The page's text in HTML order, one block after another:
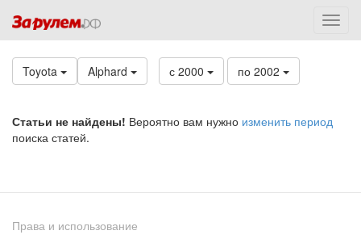
Toyota Alphard с 2000 по 2002
Статьи не найдены! Вероятно вам нужно изменить период
поиска статей.
Права и использование